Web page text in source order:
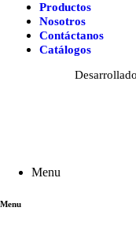
Productos
Nosotros
Contáctanos
Catálogos
Menu
Menu